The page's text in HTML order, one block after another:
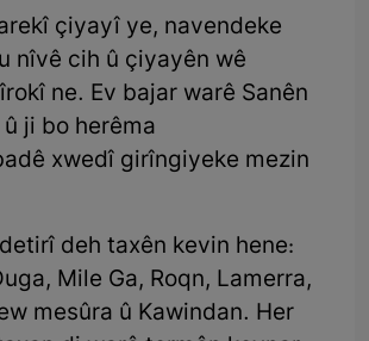
çiyayî ye, navendeke
nîvê cih û çiyayên wê
ne. Ev bajar warê Sanên
ji bo herêma
xwedî girîngiyeke mezin
deh taxên kevin hene:
Mile Ga, Roqn, Lamerra,
mesûra û Kawindan. Her